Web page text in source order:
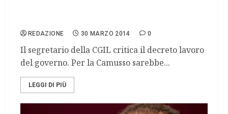
REDAZIONE 30 MARZO 2014 0
Il segretario della CGIL critica il decreto lavoro
del governo. Per la Camusso sarebbe...
LEGGI DI PIÙ